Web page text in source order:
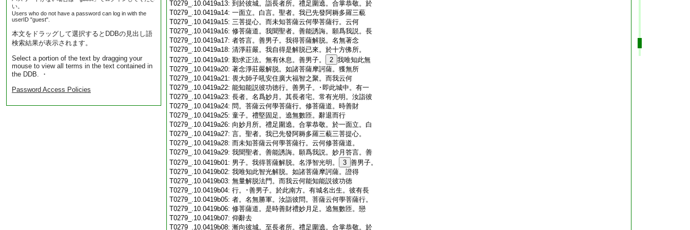
い。
Users who do not have a password can log in with the
userID "guest".
本文をドラッグして選択するとDDBの見出し語
検索結果が表示されます。
Select a portion of the text by dragging your
mouse to view all terms in the text contained in
the DDB. ・
Password Access Policies
T0279_.10.0419a13: 到於彼城。詣長者所。禮足圍遶。合掌恭敬。於
T0279_.10.0419a14: 一面立。白言。聖者。我已先發阿耨多羅三藐
T0279_.10.0419a15: 三菩提心。而未知菩薩云何學菩薩行。云何
T0279_.10.0419a16: 修菩薩道。我聞聖者。善能誘誨。願爲我説。長
T0279_.10.0419a17: 者答言。善男子。我得菩薩解脱。名無著念
T0279_.10.0419a18: 清淨莊嚴。我自得是解脱已來。於十方佛所。
T0279_.10.0419a19: 勤求正法。無有休息。善男子。 2 我唯知此無
T0279_.10.0419a20: 著念淨莊嚴解脱。如諸菩薩摩訶薩。獲無所
T0279_.10.0419a21: 畏大師子吼安住廣大福智之聚。而我云何
T0279_.10.0419a22: 能知能説彼功徳行。善男子。･即此城中。有一
T0279_.10.0419a23: 長者。名爲妙月。其長者宅。常有光明。汝詣彼
T0279_.10.0419a24: 問。菩薩云何學菩薩行。修菩薩道。時善財
T0279_.10.0419a25: 童子。禮堅固足。遶無數匝。辭退而行
T0279_.10.0419a26: 向妙月所。禮足圍遶。合掌恭敬。於一面立。白
T0279_.10.0419a27: 言。聖者。我已先發阿耨多羅三藐三菩提心。
T0279_.10.0419a28: 而未知菩薩云何學菩薩行。云何修菩薩道。
T0279_.10.0419a29: 我聞聖者。善能誘誨。願爲我説。妙月答言。善
T0279_.10.0419b01: 男子。我得菩薩解脱。名淨智光明。 3 善男子。
T0279_.10.0419b02: 我唯知此智光解脱。如諸菩薩摩訶薩。證得
T0279_.10.0419b03: 無量解脱法門。而我云何能知能説彼功徳
T0279_.10.0419b04: 行。･善男子。於此南方。有城名出生。彼有長
T0279_.10.0419b05: 者。名無勝軍。汝詣彼問。菩薩云何學菩薩行。
T0279_.10.0419b06: 修菩薩道。是時善財禮妙月足。遶無數匝。戀
T0279_.10.0419b07: 仰辭去
T0279_.10.0419b08: 漸向彼城。至長者所。禮足圍遶。合掌恭敬。於